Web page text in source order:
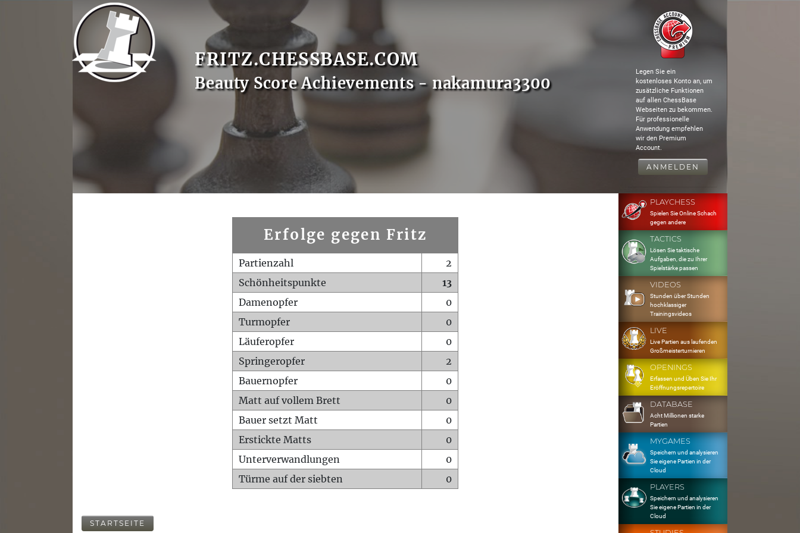
FRITZ.CHESSBASE.COM
Beauty Score Achievements - nakamura3300
Legen Sie ein
kostenloses Konto an, um
zusätzliche Funktionen
auf allen ChessBase
Webseiten zu bekommen.
Für professionelle
Anwendung empfehlen
wir den Premium
Account.
ANMELDEN
Erfolge gegen Fritz
Partienzahl
2
Schönheitspunkte
13
Damenopfer
0
Turmopfer
0
Läuferopfer
0
Springeropfer
2
Bauernopfer
0
Matt auf vollem Brett
0
Bauer setzt Matt
0
Erstickte Matts
0
Unterverwandlungen
0
Türme auf der siebten
0
STARTSEITE
PLAYCHESS
Spielen Sie Online Schach
gegen andere
TACTICS
Lösen Sie taktische
Aufgaben, die zu Ihrer
Spielstärke passen
VIDEOS
Stunden über Stunden
hochklassiger
Trainingsvideos
LIVE
Live Partien aus laufenden
Großmeisterturnieren
OPENINGS
Erfassen und Üben Sie Ihr
Eröffnungsrepertoire
DATABASE
Acht Millionen starke
Partien
MYGAMES
Speichern und analysieren
Sie eigene Partien in der
Cloud
PLAYERS
Speichern und analysieren
Sie eigene Partien in der
Cloud